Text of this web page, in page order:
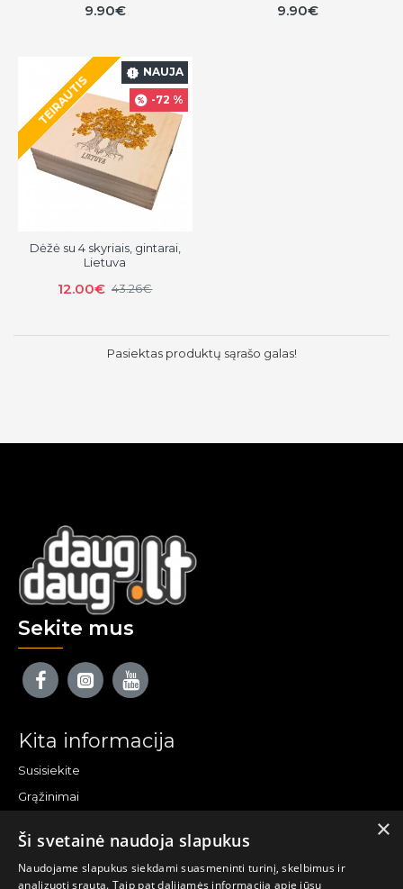
9.90€ 9.90€
NAUJA
-72 %
TEIRAUTIS
Dėžė su 4 skyriais, gintarai,
Lietuva
12.00€ 43.26€
Pasiektas produktų sąrašo galas!
Sekite mus
Kita informacija
Susisiekite
Grąžinimai
Pirkėjo paskyra
×
Ši svetainė naudoja slapukus
Naudojame slapukus siekdami suasmeninti turinį, skelbimus ir
analizuoti srautą. Taip pat dalijamės informacija apie jūsų